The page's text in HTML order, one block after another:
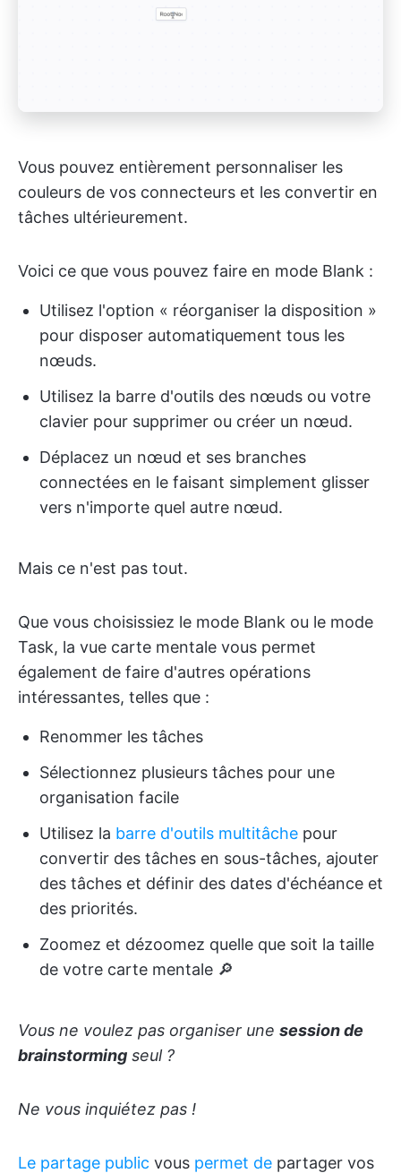
Vous pouvez entièrement personnaliser les
couleurs de vos connecteurs et les convertir en
tâches ultérieurement.
Voici ce que vous pouvez faire en mode Blank :
Utilisez l'option « réorganiser la disposition »
pour disposer automatiquement tous les
nœuds.
Utilisez la barre d'outils des nœuds ou votre
clavier pour supprimer ou créer un nœud.
Déplacez un nœud et ses branches
connectées en le faisant simplement glisser
vers n'importe quel autre nœud.
Mais ce n'est pas tout.
Que vous choisissiez le mode Blank ou le mode
Task, la vue carte mentale vous permet
également de faire d'autres opérations
intéressantes, telles que :
Renommer les tâches
Sélectionnez plusieurs tâches pour une
organisation facile
Utilisez la barre d'outils multitâche pour
convertir des tâches en sous-tâches, ajouter
des tâches et définir des dates d'échéance et
des priorités.
Zoomez et dézoomez quelle que soit la taille
de votre carte mentale 🔎
Vous ne voulez pas organiser une session de
brainstorming seul ?
Ne vous inquiétez pas !
Le partage public vous permet de partager vos